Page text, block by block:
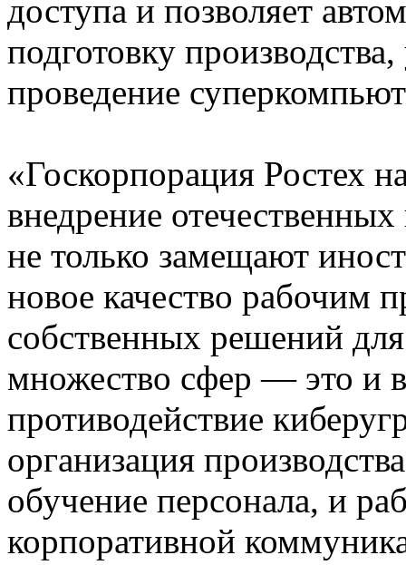
доступа и позволяет
подготовку
проведение
«Госкорпорация Ростех
внедрение
не только замещают
новое качество рабочим
собственных решений
множество сфер — это и
противодействие
организация
обучение персонала, и
корпоративной